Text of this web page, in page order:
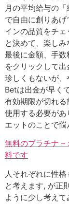
月の平均給与の
で自由に創りあ
インの品質をチ
と決めて、楽しみ
最後に金額、手数
をクリックして
珍しくもないが
Betは出金が早く
有効期限が切れ
使用する必要が
エットのことで悩
無料のプラチナ –
料です
人それぞれに性
と考えます, が正
ように少し考え